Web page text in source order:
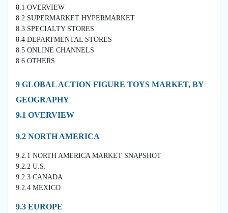
8.1 OVERVIEW
8.2 SUPERMARKET HYPERMARKET
8.3 SPECIALTY STORES
8.4 DEPARTMENTAL STORES
8.5 ONLINE CHANNELS
8.6 OTHERS
9 GLOBAL ACTION FIGURE TOYS MARKET, BY
GEOGRAPHY
9.1 OVERVIEW
9.2 NORTH AMERICA
9.2.1 NORTH AMERICA MARKET SNAPSHOT
9.2.2 U.S.
9.2.3 CANADA
9.2.4 MEXICO
9.3 EUROPE